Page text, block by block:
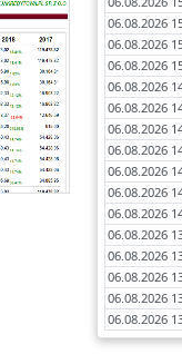
dotyczy,
wyników
w
rok do
roku.
06.08.2026
06.08.2026
06.08.2026
06.08.2026
06.08.2026
06.08.2026
06.08.2026
06.08.2026
06.08.2026
06.08.2026
06.08.2026
06.08.2026
06.08.2026
06.08.2026
06.08.2026